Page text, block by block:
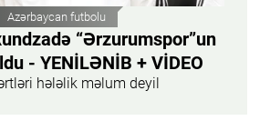
Azərbaycan futbolu
“Ərzurumspor”un
- YENİLƏNİB + VİDEO
hələlik məlum deyil